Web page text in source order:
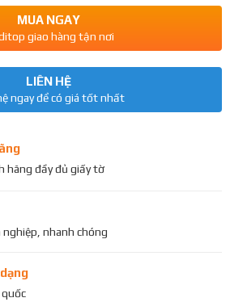
MUA NGAY
giao hàng tận nơi
LIÊN HỆ
ngay để có giá tốt nhất
hãng đầy đủ giấy tờ
nhanh chóng